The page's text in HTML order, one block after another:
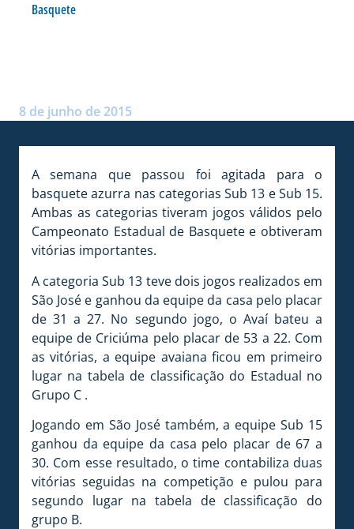
Basquete
8 de junho de 2015
A semana que passou foi agitada para o
basquete azurra nas categorias Sub 13 e Sub 15.
Ambas as categorias tiveram jogos válidos pelo
Campeonato Estadual de Basquete e obtiveram
vitórias importantes.
A categoria Sub 13 teve dois jogos realizados em
São José e ganhou da equipe da casa pelo placar
de 31 a 27. No segundo jogo, o Avaí bateu a
equipe de Criciúma pelo placar de 53 a 22. Com
as vitórias, a equipe avaiana ficou em primeiro
lugar na tabela de classificação do Estadual no
Grupo C .
Jogando em São José também, a equipe Sub 15
ganhou da equipe da casa pelo placar de 67 a
30. Com esse resultado, o time contabiliza duas
vitórias seguidas na competição e pulou para
segundo lugar na tabela de classificação do
grupo B.